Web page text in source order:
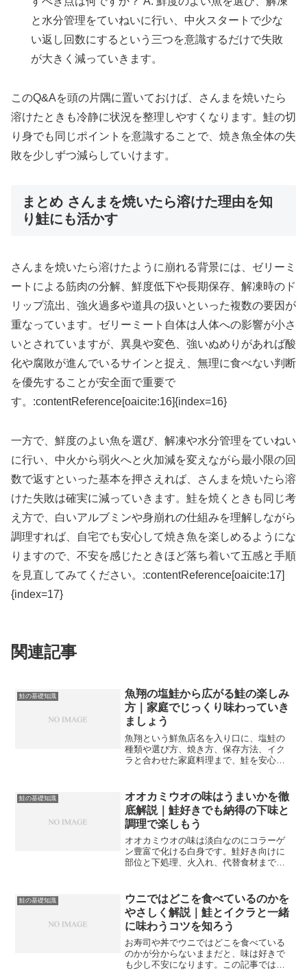
と水分管理をていねいに行い、中火スタートで少な
い返し回数にするという三つを意識するだけで失敗
が大きく減っていきます。
このQ&Aを頭の片隅に置いておけば、さんまを焼いたら
溶けたときも冷静に状況を整理しやすくなります。鮭の切
り身でも同じポイントを意識することで、焼き魚全体の失
敗を少しずつ減らしていけます。
まとめ さんまを焼いたら溶けた理由を知
り鮭にも活かす
さんまを焼いたら溶けたように崩れる背景には、ゼリーミ
ートによる筋肉の分解、鮮度低下や長期保存、解凍時のド
リップ流出、強火過多や道具の扱いといった複数の要因が
重なっています。ゼリーミート自体は人体への影響が小さ
いとされていますが、異臭や変色、強いぬめりがあれば酸
化や腐敗が進んでいるサインと捉え、無理に食べない判断
を優先することが安全面で重要で
す。:contentReference[oaicite:16]{index=16}
一方で、鮮度のよい魚を選び、解凍や水分管理をていねい
に行い、中火から弱火へと火加減を変えながら最小限の回
数で返すといった基本を押さえれば、さんまを焼いたら溶
けた失敗は確実に減っていきます。鮭を焼くときも同じ考
え方で、白いアルブミンや身崩れの仕組みを理解しながら
調理すれば、自宅でも安心して焼き魚を楽しめるようにな
りますので、不安を感じたときほど落ち着いて五感と手順
を見直してみてください。:contentReference[oaicite:17]
{index=17}
関連記事
鮭の基礎知識
魚翔の塩鮭から広がる鮭の楽しみ
方｜家庭でじっくり味わっていき
ましょう
魚翔という鮮魚店名を入り口に、塩鮭の
種類や選び方、焼き方、保存方法、イク
ラと合わせた家庭料理まで、鮭を安心し
鮭の基礎知識
オオカミウオの味はうまいかを徹
底解説｜鮭好きでも納得の下味と
調理で楽しもう
オオカミウオの味は淡白なのにコラーゲ
ン豊富で化ける白身です。鮭好き向けに
部位と下処理、火入れ、代替食材まで実
鮭の基礎知識
ウニではどこを食べているのかを
やさしく解説｜鮭とイクラと一緒
に味わうコツを知ろう
お寿司や丼でウニではどこを食べている
のかが分からないままだと、味は好きで
も少し不安になります。この記事では生